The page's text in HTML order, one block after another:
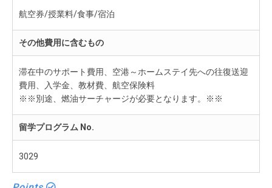
航空券/授業料/食事/宿泊
その他費用に含むもの
滞在中のサポート費用、空港～ホームステイ先への往復送迎
費用、入学金、教材費、航空保険料
※※別途、燃油サーチャージが必要となります。※※
留学プログラム No.
3029